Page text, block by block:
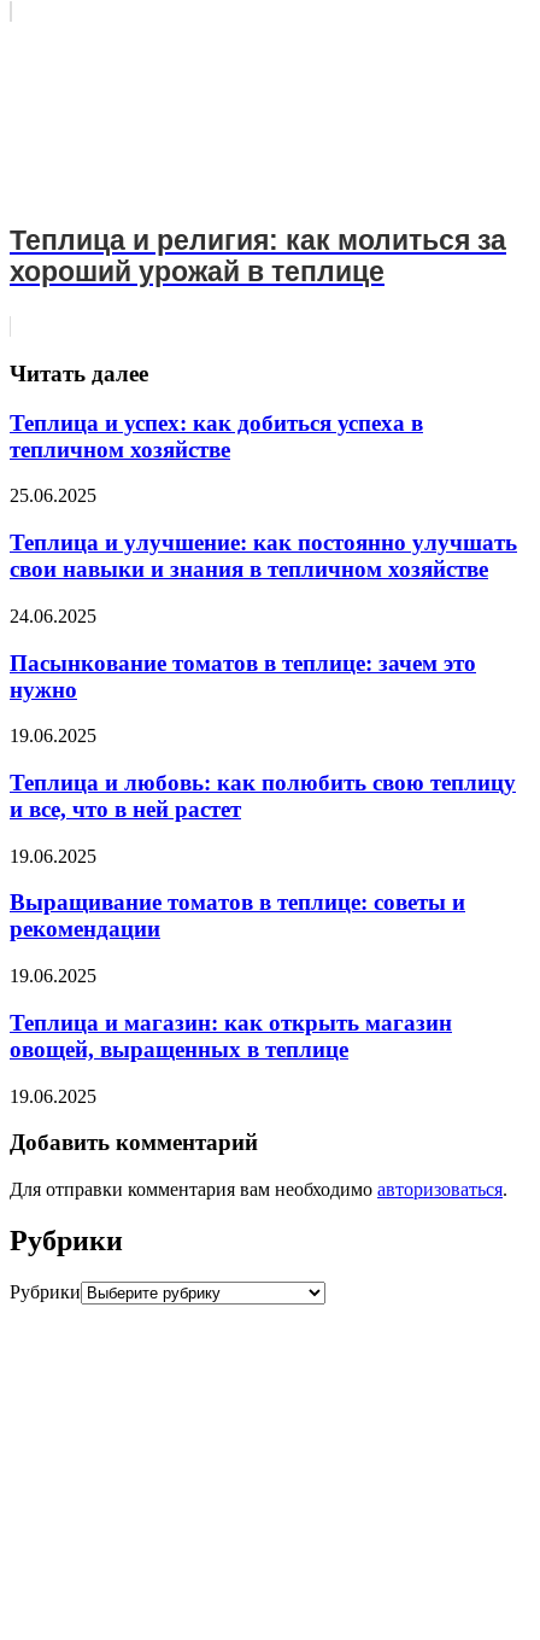
Теплица и религия: как молиться за
хороший урожай в теплице
Читать далее
Теплица и успех: как добиться успеха в
тепличном хозяйстве
25.06.2025
Теплица и улучшение: как постоянно улучшать
свои навыки и знания в тепличном хозяйстве
24.06.2025
Пасынкование томатов в теплице: зачем это
нужно
19.06.2025
Теплица и любовь: как полюбить свою теплицу
и все, что в ней растет
19.06.2025
Выращивание томатов в теплице: советы и
рекомендации
19.06.2025
Теплица и магазин: как открыть магазин
овощей, выращенных в теплице
19.06.2025
Добавить комментарий
Для отправки комментария вам необходимо авторизоваться.
Рубрики
Рубрики